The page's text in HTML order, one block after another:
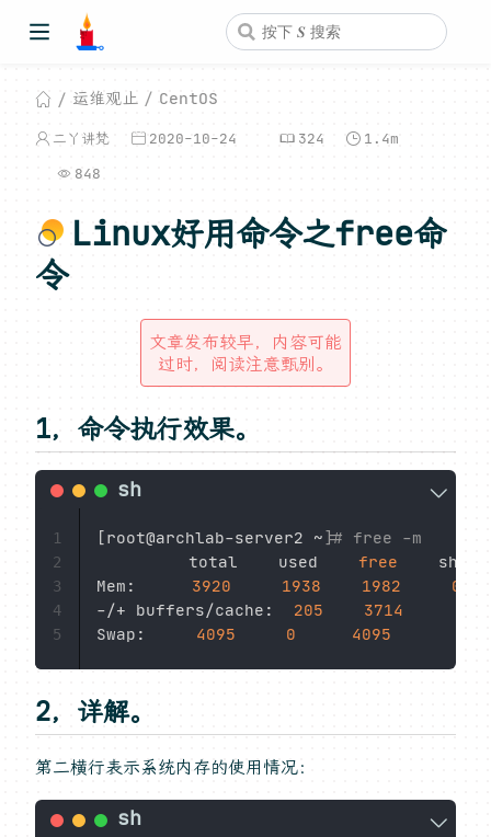
运维观止 CentOS
二丫讲梵 2020-10-24 324 1.4m
848
Linux好用命令之free命
令
文章发布较早，内容可能
过时，阅读注意甄别。
1，命令执行效果。
[root@archlab-server2 ~]# free -m
total 　　used free shared
Mem: 3920 1938 1982
0
-/+ buffers/cache: 205
3714
Swap: 4095 0 4095
1
2
3
4
5
2，详解。
第二横行表示系统内存的使用情况：